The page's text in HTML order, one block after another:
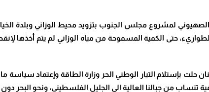
لمشروع مجلس الجنوب بتزويد محيط الوزاني وبلدة
حتى الكمية المسموحة من مياه الوزاني لم يتم أخذها
حلت بإستلام التيار الوطني الحر وزارة الطاقة وإعتماد
تنساب من جبالنا العالية الى الجليل الفلسطيني، ونحو البحر